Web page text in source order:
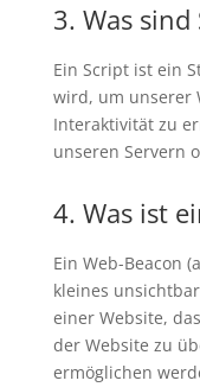
3. Was sind
Ein Script ist ein
wird, um unserer
Interaktivität zu
unseren Servern
4. Was ist
Ein Web-Beacon
kleines
einer Website,
der Website zu
ermöglichen